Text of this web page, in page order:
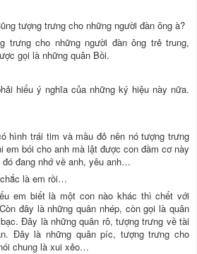
tượng trưng cho những người đàn ông à?
trưng cho những người đàn ông trẻ trung,
gọi là những quân Bồi.
hiểu ý nghĩa của những ký hiệu này nữa.
hình trái tim và mầu đỏ nên nó tượng trưng
em bói cho anh mà lật được con đầm cơ này
đang nhớ về anh, yêu anh…
là em rồi…
em biết là một con nào khác thì chết với
đây là những quân nhép, còn gọi là quân
Đây là những quân rô, tượng trưng về tài
Đây là những quân píc, tượng trưng cho
chung là xui xẻo…